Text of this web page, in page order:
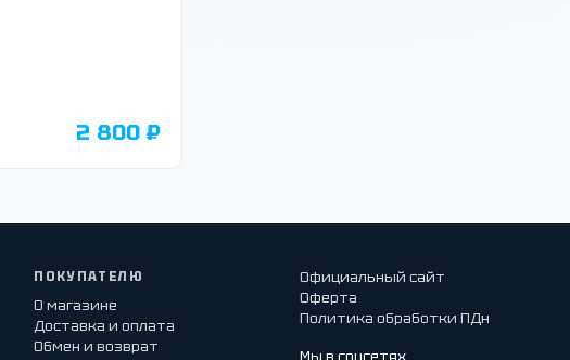
2 800 ₽
ПОКУПАТЕЛЮ
О магазине
Доставка и оплата
Обмен и возврат
Официальный сайт
Оферта
Политика обработки ПДн
Мы в соцсетях